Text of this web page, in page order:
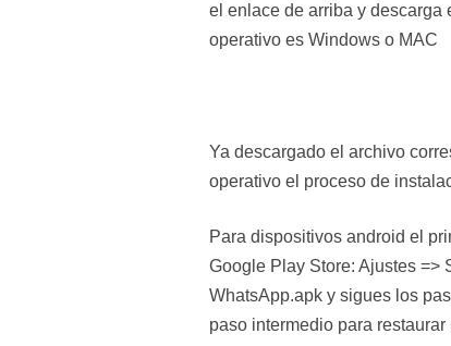
el enlace de arriba y descarga
operativo es Windows o MAC
Ya descargado el archivo
operativo el proceso de
Para dispositivos android el
Google Play Store: Ajustes =>
WhatsApp.apk y sigues los
paso intermedio para